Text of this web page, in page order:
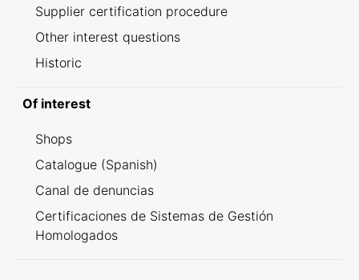
Supplier certification procedure
Other interest questions
Historic
Of interest
Shops
Catalogue (Spanish)
Canal de denuncias
Certificaciones de Sistemas de Gestión
Homologados